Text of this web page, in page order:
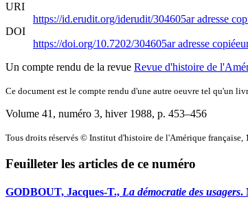
URI
https://id.erudit.org/iderudit/304605aradresse
DOI
https://doi.org/10.7202/304605aradresse copiée
Un compte rendu de la revue Revue d'histoire de
Ce document est le compte rendu d'une autre oeuvre tel qu'un
Volume 41, numéro 3, hiver 1988, p. 453–456
Tous droits réservés © Institut d'histoire de l'Amérique française,
Feuilleter les articles de ce numéro
GODBOUT, Jacques-T., La démocratie des usagers.